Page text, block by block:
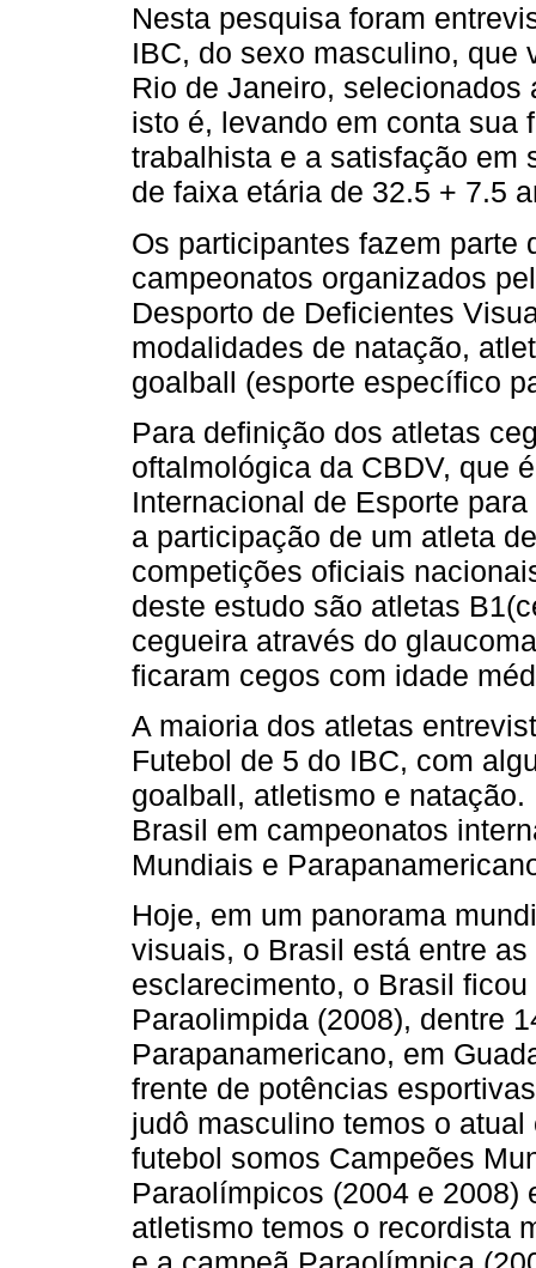
Nesta pesquisa foram
IBC, do sexo masculino, que
Rio de Janeiro,
isto é, levando em conta sua
trabalhista e a satisfação em
de faixa etária de 32.5 + 7.5
Os participantes fazem parte
campeonatos organizados
Desporto de Deficientes
modalidades de natação,
goalball (esporte específico
Para definição dos atletas
oftalmológica da CBDV, que
Internacional de Esporte
a participação de um atleta
competições oficiais
deste estudo são atletas
cegueira através do
ficaram cegos com idade
A maioria dos atletas
Futebol de 5 do IBC, com
goalball, atletismo e
Brasil em campeonatos
Mundiais e
Hoje, em um panorama
visuais, o Brasil está entre
esclarecimento, o Brasil
Paraolimpida (2008), dentre
Parapanamericano, em
frente de potências
judô masculino temos o
futebol somos Campeões
Paraolímpicos (2004 e 2008)
atletismo temos o recordista